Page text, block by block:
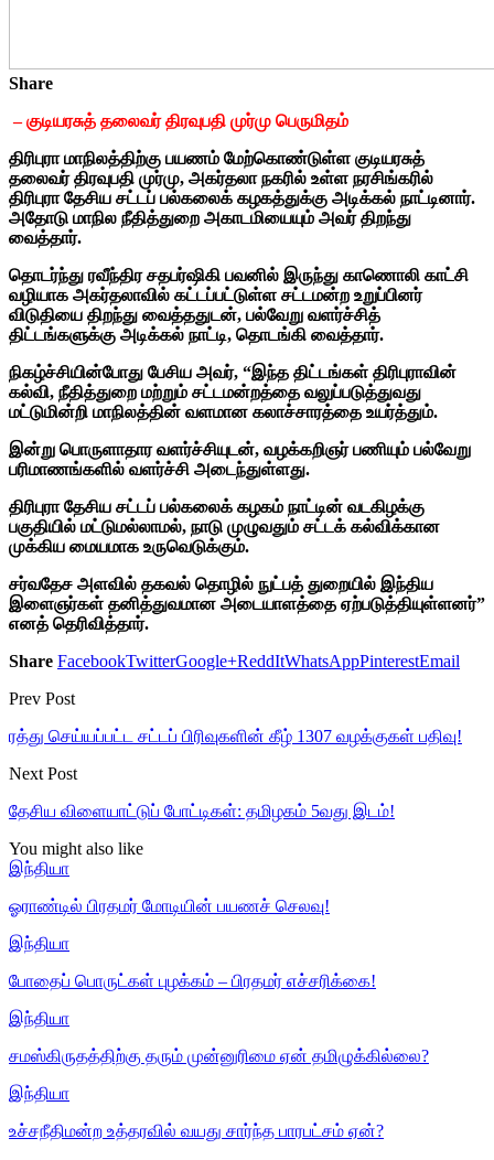
Share
– குடியரசுத் தலைவர் திரவுபதி முர்மு பெருமிதம்
திரிபுரா மாநிலத்திற்கு பயணம் மேற்கொண்டுள்ள குடியரசுத்
தலைவர் திரவுபதி முர்மு, அகர்தலா நகரில் உள்ள நரசிங்கரில்
திரிபுரா தேசிய சட்டப் பல்கலைக் கழகத்துக்கு அடிக்கல் நாட்டினார்.
அதோடு மாநில நீதித்துறை அகாடமியையும் அவர் திறந்து
வைத்தார்.
தொடர்ந்து ரவீந்திர சதபர்ஷிகி பவனில் இருந்து காணொலி காட்சி
வழியாக அகர்தலாவில் கட்டப்பட்டுள்ள சட்டமன்ற உறுப்பினர்
விடுதியை திறந்து வைத்ததுடன், பல்வேறு வளர்ச்சித்
திட்டங்களுக்கு அடிக்கல் நாட்டி, தொடங்கி வைத்தார்.
நிகழ்ச்சியின்போது பேசிய அவர், “இந்த திட்டங்கள் திரிபுராவின்
கல்வி, நீதித்துறை மற்றும் சட்டமன்றத்தை வலுப்படுத்துவது
மட்டுமின்றி மாநிலத்தின் வளமான கலாச்சாரத்தை உயர்த்தும்.
இன்று பொருளாதார வளர்ச்சியுடன், வழக்கறிஞர் பணியும் பல்வேறு
பரிமாணங்களில் வளர்ச்சி அடைந்துள்ளது.
திரிபுரா தேசிய சட்டப் பல்கலைக் கழகம் நாட்டின் வடகிழக்கு
பகுதியில் மட்டுமல்லாமல், நாடு முழுவதும் சட்டக் கல்விக்கான
முக்கிய மையமாக உருவெடுக்கும்.
சர்வதேச அளவில் தகவல் தொழில் நுட்பத் துறையில் இந்திய
இளைஞர்கள் தனித்துவமான அடையாளத்தை ஏற்படுத்தியுள்ளனர்”
எனத் தெரிவித்தார்.
Share FacebookTwitterGoogle+ReddItWhatsAppPinterestEmail
Prev Post
ரத்து செய்யப்பட்ட சட்டப் பிரிவுகளின் கீழ் 1307 வழக்குகள் பதிவு!
Next Post
தேசிய விளையாட்டுப் போட்டிகள்: தமிழகம் 5வது இடம்!
You might also like
இந்தியா
ஓராண்டில் பிரதமர் மோடியின் பயணச் செலவு!
இந்தியா
போதைப் பொருட்கள் புழக்கம் – பிரதமர் எச்சரிக்கை!
இந்தியா
சமஸ்கிருதத்திற்கு தரும் முன்னுரிமை ஏன் தமிழுக்கில்லை?
இந்தியா
உச்சநீதிமன்ற உத்தரவில் வயது சார்ந்த பாரபட்சம் ஏன்?